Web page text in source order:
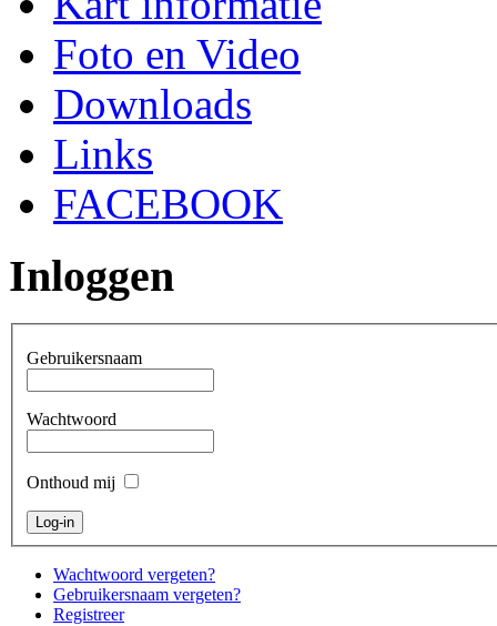
Foto en Video
Downloads
Links
FACEBOOK
Inloggen
Gebruikersnaam
Wachtwoord
Onthoud mij
Wachtwoord vergeten?
Gebruikersnaam vergeten?
Registreer